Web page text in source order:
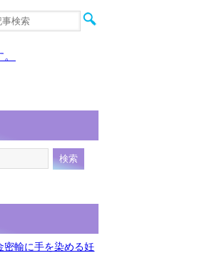
音楽
密輸に手を染める妊